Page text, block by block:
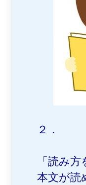
２．
「読み
本文が読